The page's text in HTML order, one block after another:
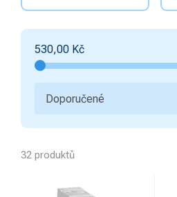
530,00 Kč
32 produktů